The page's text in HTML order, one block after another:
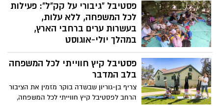
מדי שנה בחודש אוגוסט מתקבצים המונים
כדי לצפות בתופעת טבע לילית ומדהימה
"מטר המטאורים" (פרסאידים) בה נצפים
מטאורים רבים מנקודה אחת בשמי הלילה.
פסטיבל "גיבורי על קק"ל": פעילות
לכל המשפחה, ללא עלות,
בעשרות ערים ברחבי הארץ,
במהלך יולי-אוגוסט
קרן קימת לישראל תקיים במהלך הקיץ את
פסטיבל "גיבורי על קק"ל", פעילות לכל
המשפחה שתתקיים בעשרות ערים ורשויות
מקומיות ברחבי הארץ. האירועים יתקיימו
ללא עלות, בהרשמה מראש בלבד, ויציעו
פסטיבל קיץ חווייתי לכל המשפחה
בלב המדבר
צריף בן-גוריון שבשדה בוקר מזמין את הציבור
הרחב לפסטיבל קיץ חווייתי לכל המשפחה,